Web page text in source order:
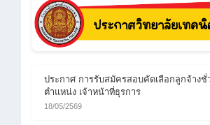
ประกาศ การรับสมัครสอบคัดเลือกลูกจ้างชั่
ตำแหน่ง เจ้าหน้าที่ธุรการ
18/05/2569